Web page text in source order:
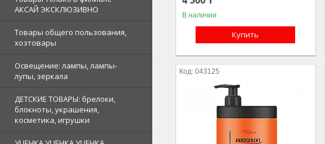
АКСАЙ ЭКСКЛЮЗИВНО
Товары общего пользования,
хозтовары
Освещение: лампы, лампы-
лупы, зеркала
ДЕТСКИЕ ТОВАРЫ: брелоки,
блокноты, украшения,
косметика, игрушки
В наличии
Купить
043125